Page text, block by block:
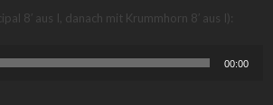
8′ aus I, danach mit Krummhorn 8′ aus I):
00:00